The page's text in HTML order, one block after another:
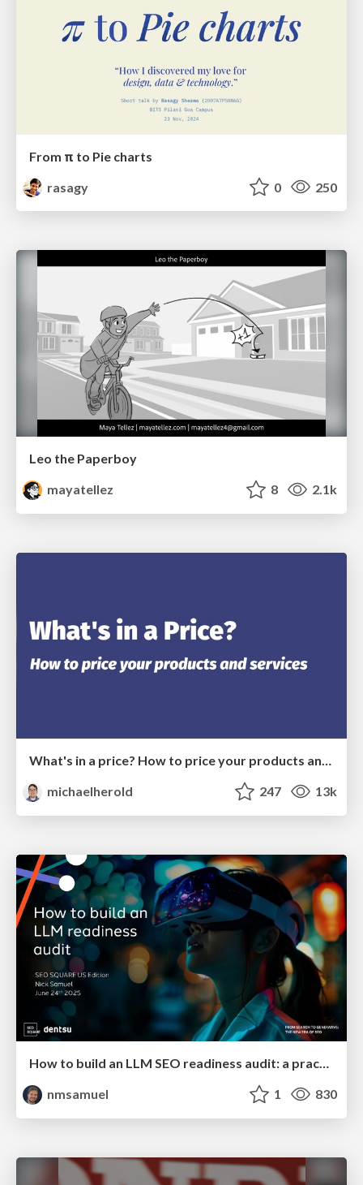
From π to Pie charts
rasagy
0 250
Leo the Paperboy
mayatellez
8 2.1k
What's in a price? How to price your products and services
michaelherold
247 13k
nmsamuel
1 830